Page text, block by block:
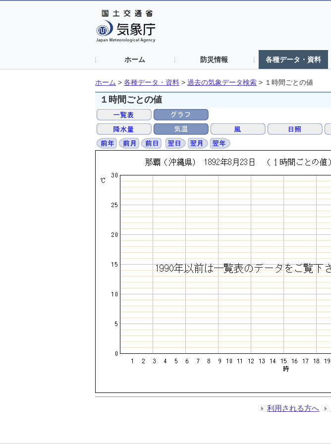
ホーム 防災情報 各種データ・資料
ホーム > 各種データ・資料 > 過去の気象データ検索 > １時間ごとの値
１時間ごとの値
利用される方へ